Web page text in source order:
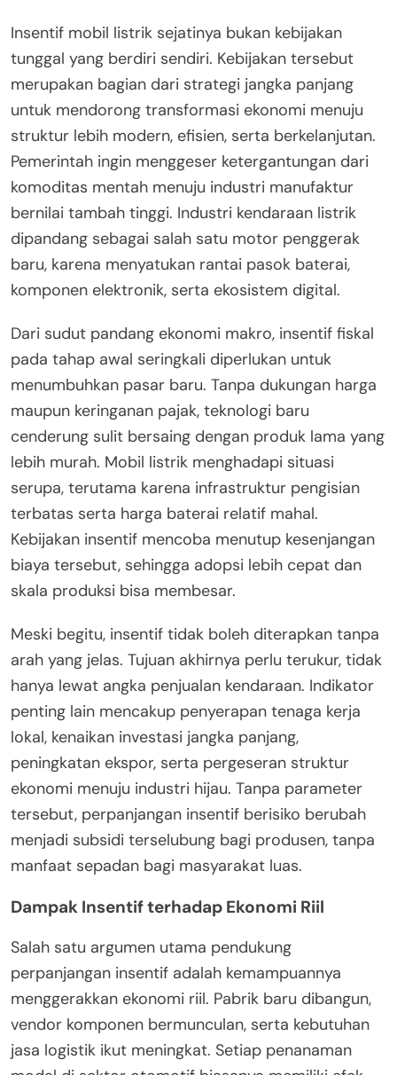
Insentif mobil listrik sejatinya bukan kebijakan
tunggal yang berdiri sendiri. Kebijakan tersebut
merupakan bagian dari strategi jangka panjang
untuk mendorong transformasi ekonomi menuju
struktur lebih modern, efisien, serta berkelanjutan.
Pemerintah ingin menggeser ketergantungan dari
komoditas mentah menuju industri manufaktur
bernilai tambah tinggi. Industri kendaraan listrik
dipandang sebagai salah satu motor penggerak
baru, karena menyatukan rantai pasok baterai,
komponen elektronik, serta ekosistem digital.
Dari sudut pandang ekonomi makro, insentif fiskal
pada tahap awal seringkali diperlukan untuk
menumbuhkan pasar baru. Tanpa dukungan harga
maupun keringanan pajak, teknologi baru
cenderung sulit bersaing dengan produk lama yang
lebih murah. Mobil listrik menghadapi situasi
serupa, terutama karena infrastruktur pengisian
terbatas serta harga baterai relatif mahal.
Kebijakan insentif mencoba menutup kesenjangan
biaya tersebut, sehingga adopsi lebih cepat dan
skala produksi bisa membesar.
Meski begitu, insentif tidak boleh diterapkan tanpa
arah yang jelas. Tujuan akhirnya perlu terukur, tidak
hanya lewat angka penjualan kendaraan. Indikator
penting lain mencakup penyerapan tenaga kerja
lokal, kenaikan investasi jangka panjang,
peningkatan ekspor, serta pergeseran struktur
ekonomi menuju industri hijau. Tanpa parameter
tersebut, perpanjangan insentif berisiko berubah
menjadi subsidi terselubung bagi produsen, tanpa
manfaat sepadan bagi masyarakat luas.
Dampak Insentif terhadap Ekonomi Riil
Salah satu argumen utama pendukung
perpanjangan insentif adalah kemampuannya
menggerakkan ekonomi riil. Pabrik baru dibangun,
vendor komponen bermunculan, serta kebutuhan
jasa logistik ikut meningkat. Setiap penanaman